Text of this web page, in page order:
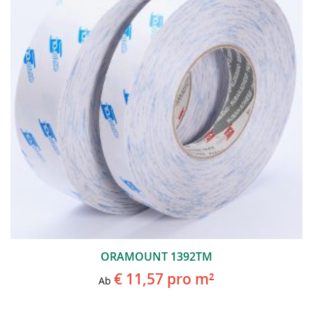
ORAMOUNT 1392TM
Ab € 11,57 pro m²